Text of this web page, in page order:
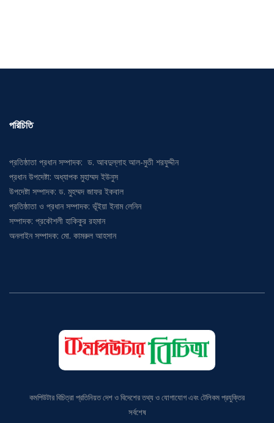
পরিচিতি
প্রতিষ্ঠাতা প্রধান সম্পাদক: ড. আবদুল্লাহ আল-মুতী শরফুদ্দীন
প্রধান উপদেষ্টা: অধ্যাপক মুহাম্মদ ইউনুস
উপদেষ্টা সম্পাদক: ড. মুহম্মদ জাফর ইকবাল
প্রতিষ্ঠাতা ও প্রধান সম্পাদক: ভূঁইয়া ইনাম লেনিন
সম্পাদক: প্রকৌশলী হাকিকুর রহমান
অনলাইন সম্পাদক: মো. কামরুল আহসান
কমপিউটার বিচিত্রা প্রতিনিয়ত দেশ ও বিদেশের তথ্য ও যোগাযোগ এবং টেলিকম প্রযুক্তির
সর্বশেষ